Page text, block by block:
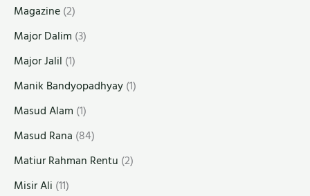
Magazine(2)
Major Dalim (3)
Major Jalil (1)
Manik Bandyopadhyay(1)
Masud Alam (1)
Masud Rana (84)
Matiur Rahman Rentu (2)
Misir Ali (11)